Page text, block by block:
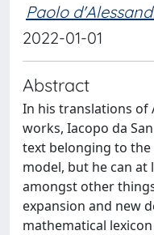
Paolo
2022-01-01
Abstract
In his translations of
works, Iacopo da
text belonging to the
model, but he can at
amongst other
expansion and new
mathematical